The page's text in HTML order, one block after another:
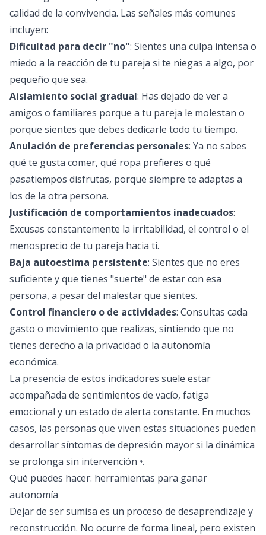
calidad de la convivencia. Las señales más comunes
incluyen:
Dificultad para decir "no": Sientes una culpa intensa o
miedo a la reacción de tu pareja si te niegas a algo, por
pequeño que sea.
Aislamiento social gradual: Has dejado de ver a
amigos o familiares porque a tu pareja le molestan o
porque sientes que debes dedicarle todo tu tiempo.
Anulación de preferencias personales: Ya no sabes
qué te gusta comer, qué ropa prefieres o qué
pasatiempos disfrutas, porque siempre te adaptas a
los de la otra persona.
Justificación de comportamientos inadecuados:
Excusas constantemente la irritabilidad, el control o el
menosprecio de tu pareja hacia ti.
Baja autoestima persistente: Sientes que no eres
suficiente y que tienes "suerte" de estar con esa
persona, a pesar del malestar que sientes.
Control financiero o de actividades: Consultas cada
gasto o movimiento que realizas, sintiendo que no
tienes derecho a la privacidad o la autonomía
económica.
La presencia de estos indicadores suele estar
acompañada de sentimientos de vacío, fatiga
emocional y un estado de alerta constante. En muchos
casos, las personas que viven estas situaciones pueden
desarrollar síntomas de depresión mayor si la dinámica
se prolonga sin intervención 4.
Qué puedes hacer: herramientas para ganar
autonomía
Dejar de ser sumisa es un proceso de desaprendizaje y
reconstrucción. No ocurre de forma lineal, pero existen